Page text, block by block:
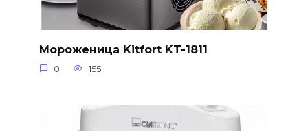
Мороженица Kitfort KT-1811
0 155